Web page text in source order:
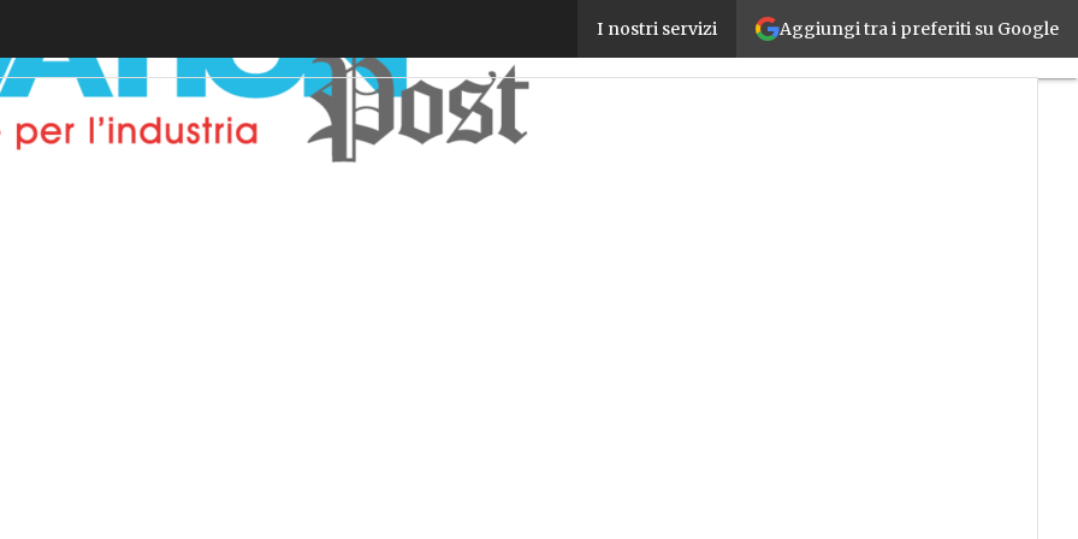
Aggiungi tra i preferiti su Google
I nostri servizi
Trasferimento tecnologico e ITS, come cambia il